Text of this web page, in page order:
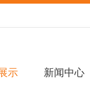
示 新闻中心